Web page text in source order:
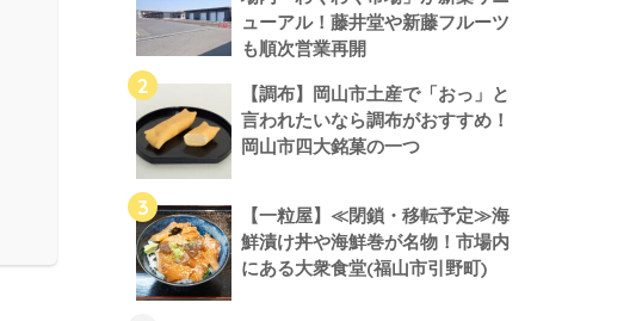
ューアル！藤井堂や新藤フルーツ
も順次営業再開
【調布】岡山市土産で「おっ」と
言われたいなら調布がおすすめ！
岡山市四大銘菓の一つ
【一粒屋】≪閉鎖・移転予定≫海
鮮漬け丼や海鮮巻が名物！市場内
にある大衆食堂(福山市引野町)